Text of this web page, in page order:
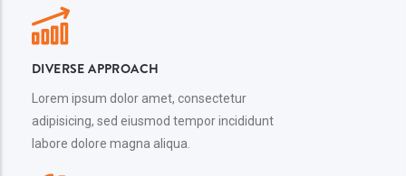
DIVERSE APPROACH
Lorem ipsum dolor amet, consectetur
adipisicing, sed eiusmod tempor incididunt
labore dolore magna aliqua.